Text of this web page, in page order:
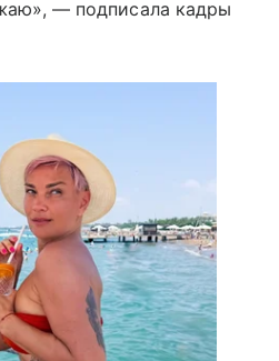
— подписала кадры